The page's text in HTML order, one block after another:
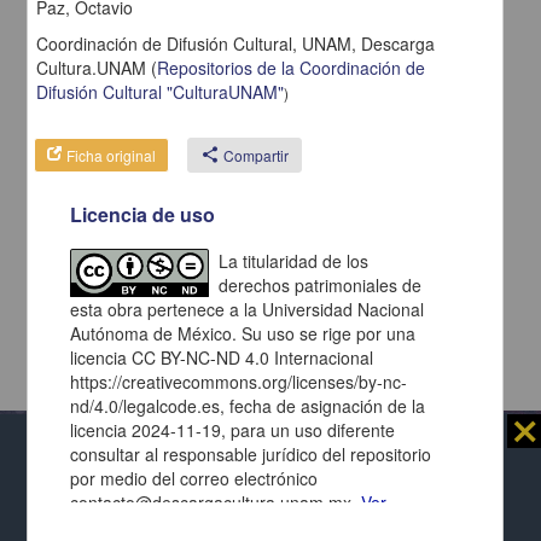
Al usar este repositorio estás aceptando sus
términos y condiciones de uso, y te obligas a
⨯
Paz, Octavio
Coordinación de Difusión Cultural, UNAM, Descarga
Cultura.UNAM (Repositorios de la Coordinación de
Difusión Cultural "CulturaUNAM")
Ficha original share Compartir
Licencia de uso
La titularidad de los
derechos patrimoniales de
esta obra pertenece a la Universidad Nacional
Autónoma de México. Su uso se rige por una
licencia CC BY-NC-ND 4.0 Internacional
https://creativecommons.org/licenses/by-nc-
nd/4.0/legalcode.es, fecha de asignación de la
licencia 2024-11-19, para un uso diferente
consultar al responsable jurídico del repositorio
por medio del correo electrónico
contacto@descargacultura.unam.mx.Ver